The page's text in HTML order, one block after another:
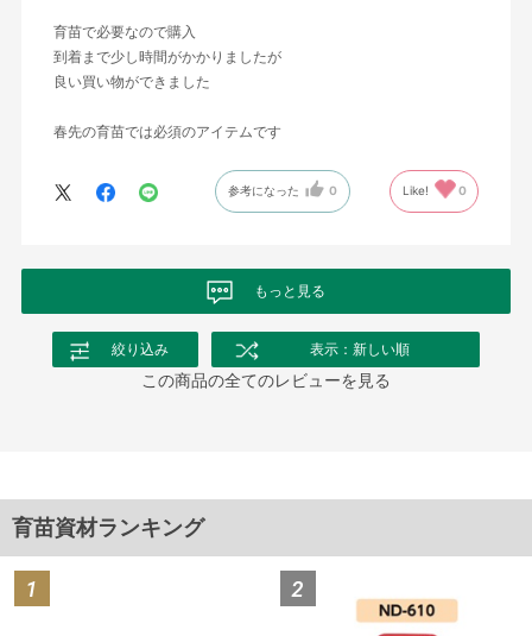
育苗で必要なので購入
到着まで少し時間がかかりましたが
良い買い物ができました
春先の育苗では必須のアイテムです
参考になった 0 Like! 0
もっと見る
絞り込み 表示：新しい順
この商品の全てのレビューを見る
育苗資材ランキング